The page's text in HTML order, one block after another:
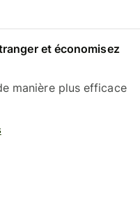
et économisez
manière plus efficace